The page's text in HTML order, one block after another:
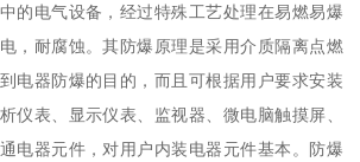
的电气设备，经过特殊工艺处理在易燃易爆
，耐腐蚀。其防爆原理是采用介质隔离点燃
电器防爆的目的，而且可根据用户要求安装
仪表、显示仪表、监视器、微电脑触摸屏、
电器元件，对用户内装电器元件基本。防爆